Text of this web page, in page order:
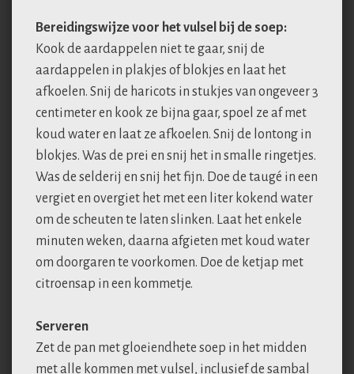
Bereidingswijze voor het vulsel bij de soep:
Kook de aardappelen niet te gaar, snij de
aardappelen in plakjes of blokjes en laat het
afkoelen. Snij de haricots in stukjes van ongeveer 3
centimeter en kook ze bijna gaar, spoel ze af met
koud water en laat ze afkoelen. Snij de lontong in
blokjes. Was de prei en snij het in smalle ringetjes.
Was de selderij en snij het fijn. Doe de taugé in een
vergiet en overgiet het met een liter kokend water
om de scheuten te laten slinken. Laat het enkele
minuten weken, daarna afgieten met koud water
om doorgaren te voorkomen. Doe de ketjap met
citroensap in een kommetje.
Serveren
Zet de pan met gloeiendhete soep in het midden
met alle kommen met vulsel, inclusief de sambal